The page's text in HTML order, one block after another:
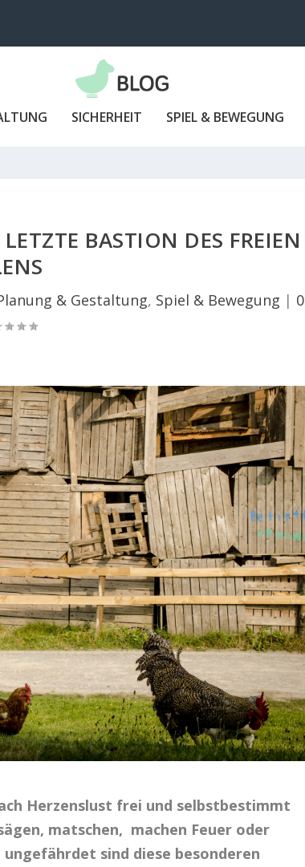
SICHERHEIT SPIEL & BEWEGUNG
BASTION DES FREIEN
& Gestaltung, Spiel & Bewegung | 0
Herzenslust frei und selbstbestimmt
matschen, machen Feuer oder
sind diese besonderen